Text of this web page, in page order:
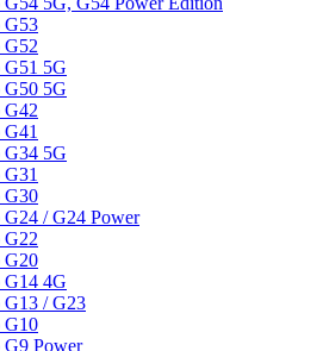
G53
5G
5G
5G
G30
/ G24 Power
G20
4G
/ G23
G10
Power